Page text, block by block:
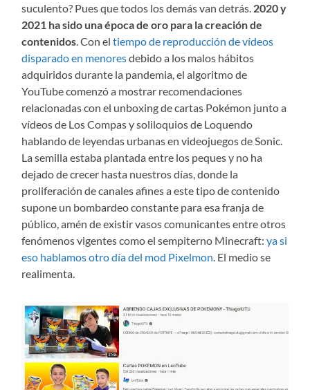
suculento? Pues que todos los demás van detrás. 2020 y
2021 ha sido una época de oro para la creación de
contenidos . Con eltiempo de reproducción de vídeos
disparado en menoresdebido a los malos hábitos
adquiridos durante la pandemia, el algoritmo de
YouTube comenzó a mostrar recomendaciones
relacionadas con el unboxing de cartas Pokémon junto a
vídeos de Los Compas y soliloquios de Loquendo
hablando de leyendas urbanas en videojuegos de Sonic.
La semilla estaba plantada entre los peques y no ha
dejado de crecer hasta nuestros días, donde la
proliferación de canales afines a este tipo de contenido
supone un bombardeo constante para esa franja de
público, amén de existir vasos comunicantes entre otros
fenómenos vigentes como el sempiterno Minecraft:ya si
eso hablamos otro día del mod Pixelmon . El medio se
realimenta.